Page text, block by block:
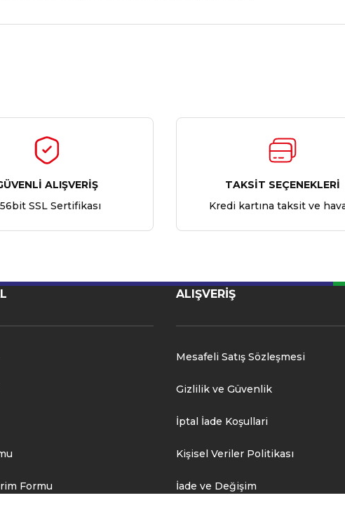
Yorum Yaz
Soru Sor
ALIŞVERİŞ
SSL Sertifikası
TAKSİT SEÇENEKLERİ
Kredi kartına taksit ve
Formu
ALIŞVERİŞ
Mesafeli Satış Sözleşmesi
Gizlilik ve Güvenlik
İptal İade Koşullari
Kişisel Veriler Politikası
İade ve Değişim